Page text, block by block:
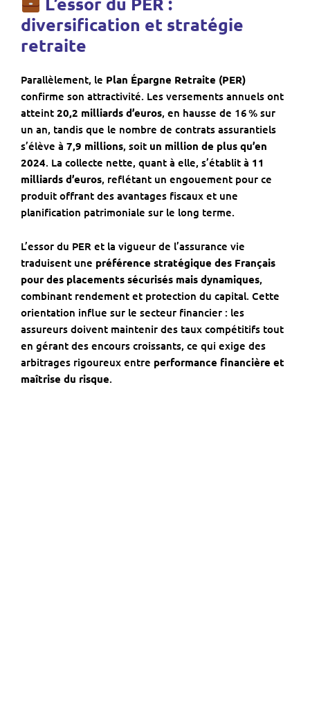
diversification et stratégie
retraite
Parallèlement, le Plan Épargne Retraite (PER)
confirme son attractivité. Les versements annuels ont
atteint 20,2 milliards d’euros, en hausse de 16 % sur
un an, tandis que le nombre de contrats assurantiels
s’élève à 7,9 millions, soit un million de plus qu’en
2024. La collecte nette, quant à elle, s’établit à 11
milliards d’euros, reflétant un engouement pour ce
produit offrant des avantages fiscaux et une
planification patrimoniale sur le long terme.
L’essor du PER et la vigueur de l’assurance vie
traduisent une préférence stratégique des Français
pour des placements sécurisés mais dynamiques,
combinant rendement et protection du capital. Cette
orientation influe sur le secteur financier : les
assureurs doivent maintenir des taux compétitifs tout
en gérant des encours croissants, ce qui exige des
arbitrages rigoureux entre performance financière et
maîtrise du risque.